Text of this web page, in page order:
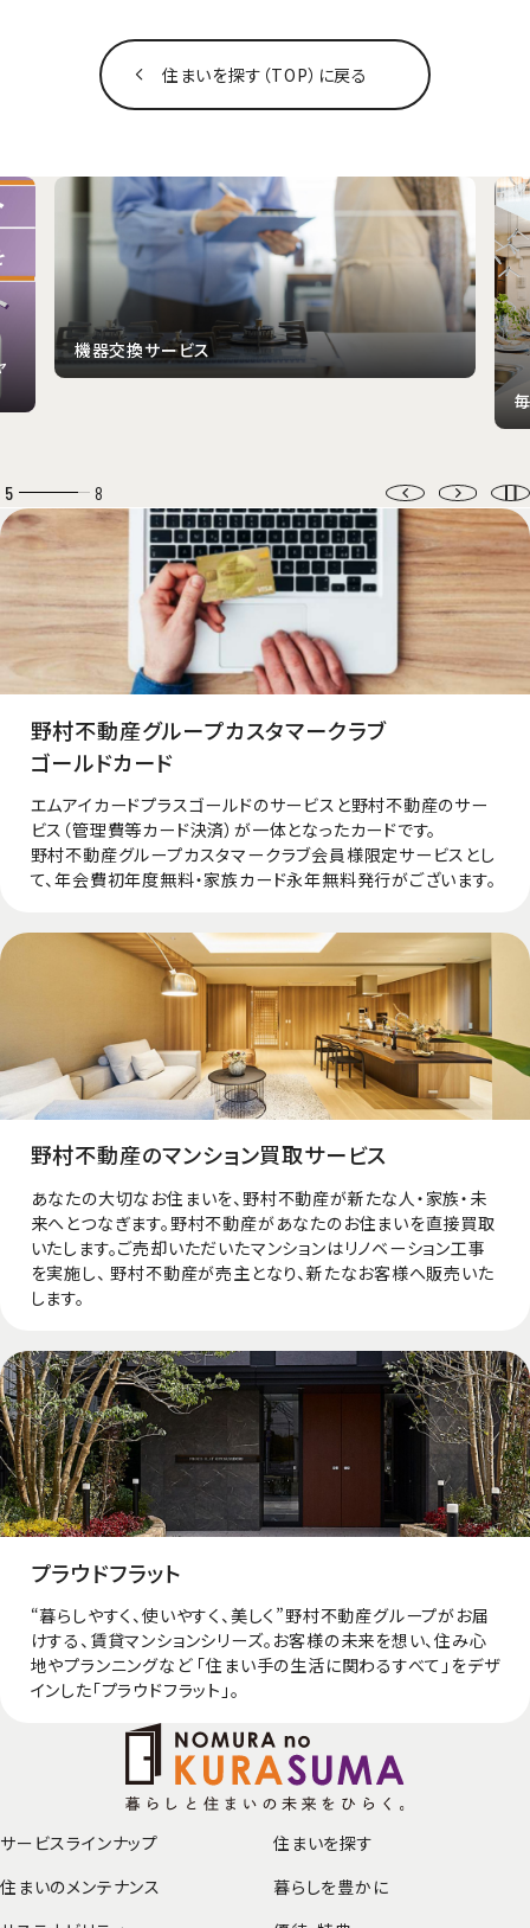
住まいを探す（TOP）に戻る
機器交換サービス
毎
6 8
野村不動産グループカスタマークラブ
ゴールドカード
エムアイカードプラスゴールドのサービスと野村不動産のサー
ビス（管理費等カード決済）が一体となったカードです。
野村不動産グループカスタマークラブ会員様限定サービスとし
て、年会費初年度無料・家族カード永年無料発行がございます。
野村不動産のマンション買取サービス
あなたの大切なお住まいを、野村不動産が新たな人・家族・未
来へとつなぎます。野村不動産があなたのお住まいを直接買取
いたします。ご売却いただいたマンションはリノベーション⼯事
を実施し、 野村不動産が売主となり、新たなお客様へ販売いた
します。
プラウドフラット
“暮らしやすく、使いやすく、美しく”野村不動産グループがお届
けする、賃貸マンションシリーズ。お客様の未来を想い、住み心
地やプランニングなど 「住まい手の生活に関わるすべて」をデザ
インした「プラウドフラット」。
サービスラインナップ
住まいを探す
住まいのメンテナンス
暮らしを豊かに